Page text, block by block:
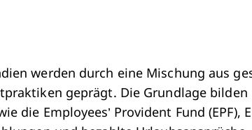
werden durch eine Mischung aus
geprägt. Die Grundlage bilden
die Employees’ Provident Fund (EPF),